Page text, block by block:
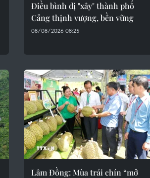
Điều bình dị "xây" thành phố
Cảng thịnh vượng, bền vững
08/08/2026 08:25
Lâm Đồng: Mùa trái chín “mở